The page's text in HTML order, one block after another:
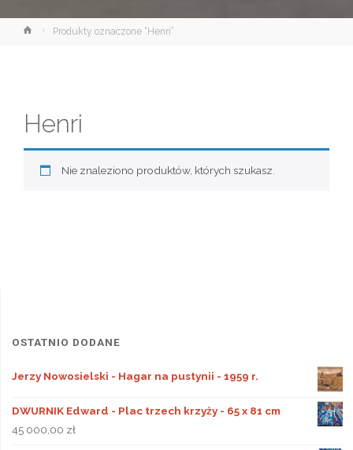
StronaProdukty oznaczone “Henri”
Henri
Nie znaleziono produktów, których szukasz.
OSTATNIO DODANE
Jerzy Nowosielski - Hagar na pustynii - 1959 r.
DWURNIK Edward - Plac trzech krzyży - 65 x 81 cm
45 000,00 zł